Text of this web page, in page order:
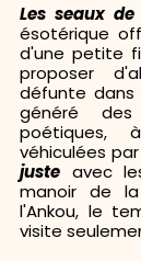
Les seaux
ésotérique
d'une petite
proposer
défunte dans
généré
poétiques,
véhiculées
juste avec
manoir de
l'Ankou, le
visite